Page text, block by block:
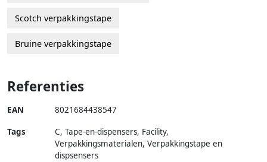
Scotch verpakkingstape
Bruine verpakkingstape
Referenties
EAN 8021684438547
Tags
C, Tape-en-dispensers, Facility,
Verpakkingsmaterialen, Verpakkingstape en
dispsensers